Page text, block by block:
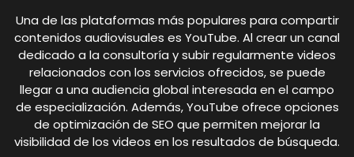
Una de las plataformas más populares para compartir
contenidos audiovisuales es YouTube. Al crear un canal
dedicado a la consultoría y subir regularmente videos
relacionados con los servicios ofrecidos, se puede
llegar a una audiencia global interesada en el campo
de especialización. Además, YouTube ofrece opciones
de optimización de SEO que permiten mejorar la
visibilidad de los videos en los resultados de búsqueda.